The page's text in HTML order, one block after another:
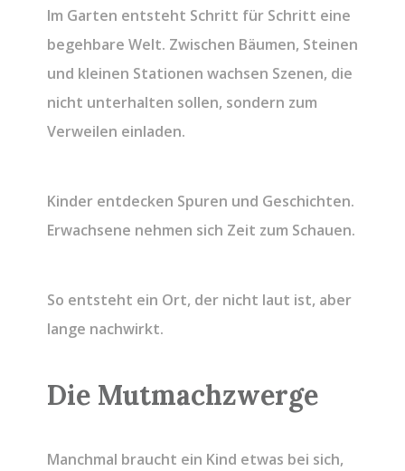
Im Garten entsteht Schritt für Schritt eine
begehbare Welt. Zwischen Bäumen, Steinen
und kleinen Stationen wachsen Szenen, die
nicht unterhalten sollen, sondern zum
Verweilen einladen.
Kinder entdecken Spuren und Geschichten.
Erwachsene nehmen sich Zeit zum Schauen.
So entsteht ein Ort, der nicht laut ist, aber
lange nachwirkt.
Die Mutmachzwerge
Manchmal braucht ein Kind etwas bei sich,